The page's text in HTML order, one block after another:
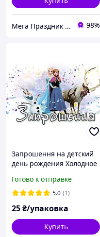
Мега Праздник – магазин аксессуаров для праздника и все для оформления воздушными шарами ОПТ. 98%
Запрошення на детский
день рождения Холодное
Готово к отправке
5.0 (1)
25₴/упаковка
Купить